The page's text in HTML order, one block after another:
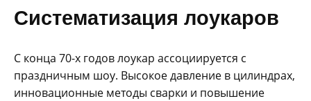
Систематизация лоукаров
С конца 70-х годов лоукар ассоциируется с
праздничным шоу. Высокое давление в цилиндрах,
инновационные методы сварки и повышение